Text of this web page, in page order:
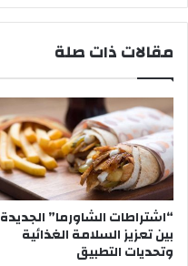
مقالات ذات صلة
“اشتراطات الشاورما” الجديدة
بين تعزيز السلامة الغذائية
وتحديات التطبيق